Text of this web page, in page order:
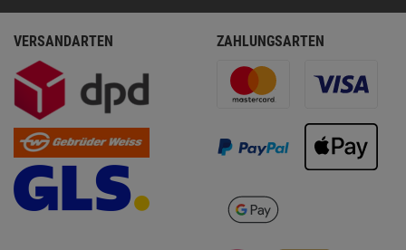
VERSANDARTEN ZAHLUNGSARTEN